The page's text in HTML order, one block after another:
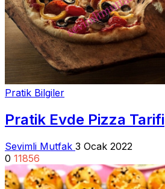
Pratik Bilgiler
Pratik Evde Pizza Tarifi
Sevimli Mutfak 3 Ocak 2022
0 11856